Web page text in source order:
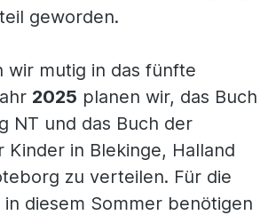
geworden.
wir mutig in das fünfte
2025 planen wir, das Buch
NT und das Buch der
Kinder in Blekinge, Halland
zu verteilen. Für die
in diesem Sommer benötigen